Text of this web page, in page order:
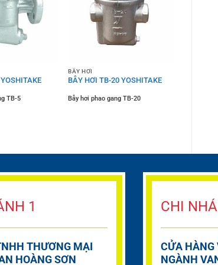
TB-5
BẪY HƠI
BẪY HƠI TB-20 YOSHITAKE
Bẫy hơi phao gang TB-20
1
THƯƠNG MẠI
HOÀNG SƠN
CHI
CỬA HÀNG
NGÀNH